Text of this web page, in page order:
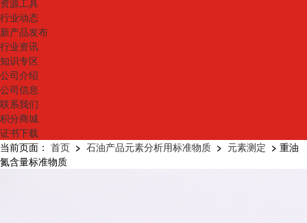
资源工具
行业动态
新产品发布
行业资讯
知识专区
公司介绍
公司信息
联系我们
积分商城
证书下载
当前页面： 首页 > 石油产品元素分析用标准物质 > 元素测定 > 重油
氮含量标准物质